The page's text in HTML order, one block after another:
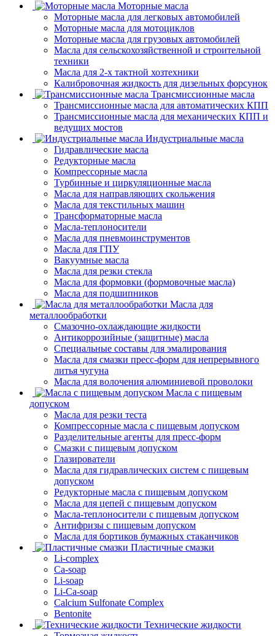
Моторные масла
Моторные масла для легковых автомобилей
Моторные масла для мотоциклов
Моторные масла для грузовых автомобилей
Масла для сельскохозяйственной и строительной
техники
Масла для 2-х тактной хозтехники
Калибровочная жидкость для дизельных форсунок
Трансмиссионные масла
Трансмиссионные масла для автоматических КПП
Трансмиссионные масла для механических КПП и
ведущих мостов
Индустриальные масла
Гидравлические масла
Редукторные масла
Компрессорные масла
Турбинные и циркуляционные масла
Масла для направляющих скольжения
Масла для текстильных машин
Трансформаторные масла
Масла-теплоносители
Масла для пневмоинструментов
Масла для ГПУ
Вакуумные масла
Масла для резки стекла
Масла для формовки (формовочные масла)
Масла для подшипников
Масла для
металлообработки
Смазочно-охлаждающие жидкости
Антикоррозийные (защитные) масла
Специальные составы для эмалирования
Масла для смазки пресс-форм для непрерывного
литья чугуна
Масла для волочения алюминиевой проволоки
Масла с пищевым
допуском
Масла для резки теста
Компрессорные масла с пищевым допуском
Разделительные агенты для пресс-форм
Смазки с пищевым допуском
Глазирователи
Масла для гидравлических систем с пищевым
допуском
Редукторные масла с пищевым допуском
Масла для цепей с пищевым допуском
Масла-теплоносители с пищевым допуском
Антифризы с пищевым допуском
Масла для бортиков бумажных стаканчиков
Пластичные смазки
Li-complex
Ca-soap
Li-soap
Li-Ca-soap
Calcium Sulfonate Complex
Bentonite
Технические жидкости